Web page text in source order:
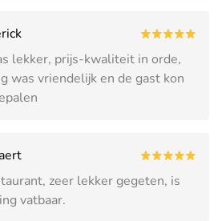
lekker, prijs-kwaliteit in orde,
was vriendelijk en de gast kon
zeer lekker gegeten, is
vatbaar.